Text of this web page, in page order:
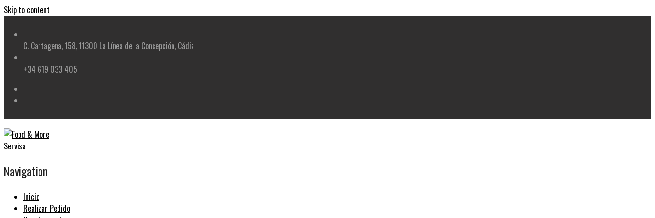
Skip to content
C. Cartagena, 158, 11300 La Línea de la Concepción, Cádiz
+34 619 033 405
Navigation
Inicio
Realizar Pedido